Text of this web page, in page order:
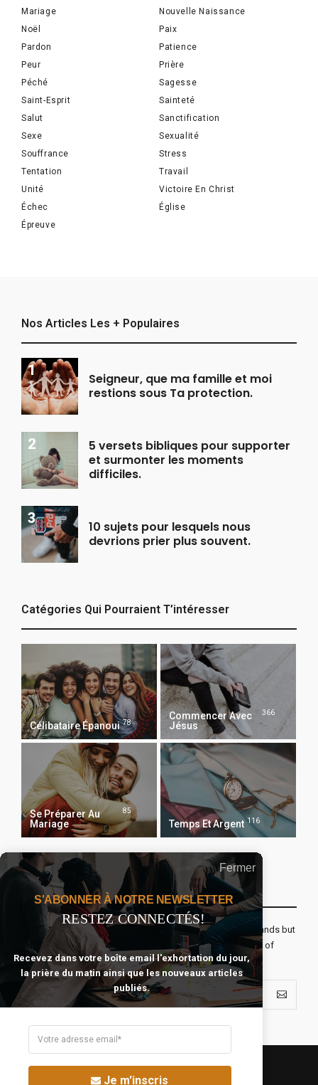
Mariage
Nouvelle Naissance
Noël
Paix
Pardon
Patience
Peur
Prière
Péché
Sagesse
Saint-Esprit
Sainteté
Salut
Sanctification
Sexe
Sexualité
Souffrance
Stress
Tentation
Travail
Unité
Victoire En Christ
Échec
Église
Épreuve
Nos Articles Les + Populaires
Seigneur, que ma famille et moi
restions sous Ta protection.
5 versets bibliques pour supporter
et surmonter les moments
difficiles.
10 sujets pour lesquels nous
devrions prier plus souvent.
Catégories Qui Pourraient T’intéresser
Célibataire Épanoui 78
Commencer Avec
Jésus
366
Se Préparer Au
Mariage
85
Temps Et Argent 116
Recevoir Notre Newsletter Chaque Matin
The real voyage of discovery consists not in seeking new lands but
seeing with new eyes. All journeys have secret destinations of
which the traveler is unaware.
Fermer
S'ABONNER À NOTRE NEWSLETTER
RESTEZ CONNECTÉS!
Recevez dans votre boîte email l'exhortation du jour,
la prière du matin ainsi que les nouveaux articles
publiés.
Je m'inscris